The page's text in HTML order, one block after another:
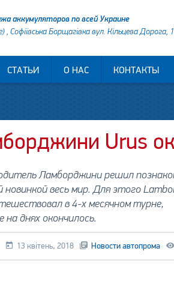
аккумуляторов по всей Украине
, Софіївська Борщагівка вул. Кільцева Дорога,
СТАТЬИ О НАС КОНТАКТЫ
Urus
Ламборджини решил
новинкой весь мир. Для этого
в 4-х месячном турне,
на днях окончилось.
13 квітень, 2018 Новости автопрома